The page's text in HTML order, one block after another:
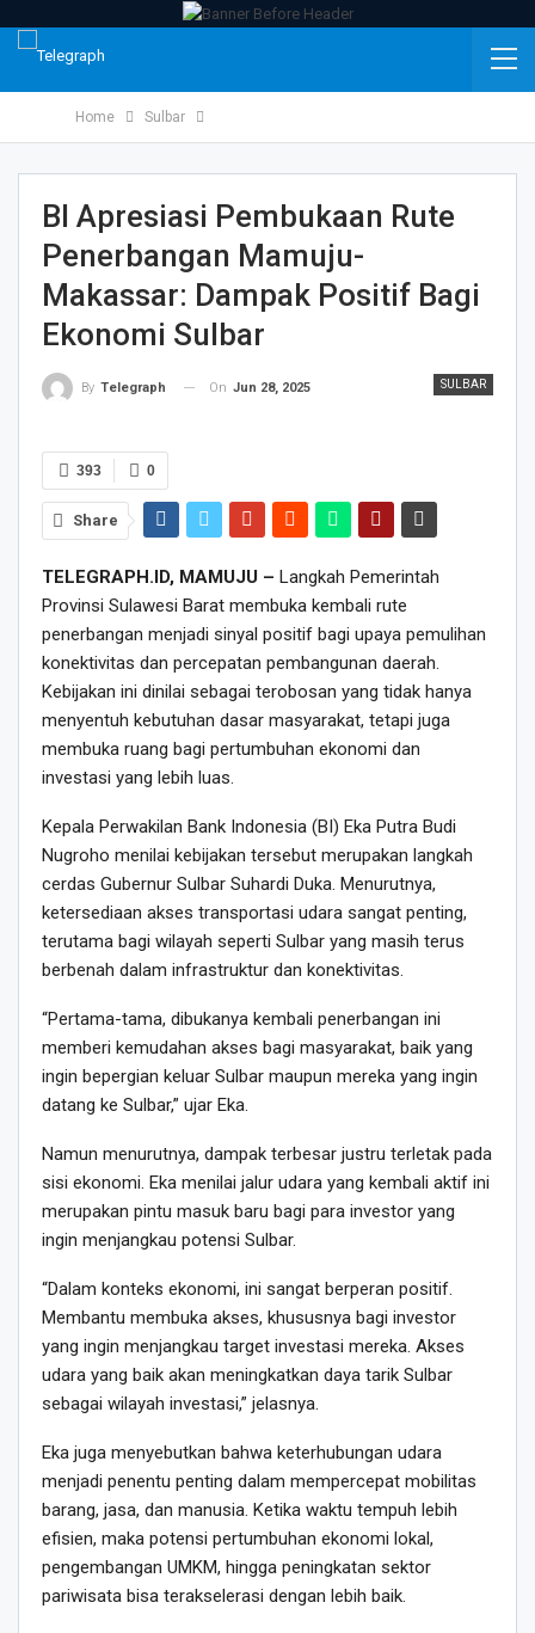
Home Sulbar
BI Apresiasi Pembukaan Rute
Penerbangan Mamuju-
Makassar: Dampak Positif Bagi
Ekonomi Sulbar
SULBAR
By Telegraph On Jun 28, 2025
0
393
Share
TELEGRAPH.ID, MAMUJU – Langkah Pemerintah
Provinsi Sulawesi Barat membuka kembali rute
penerbangan menjadi sinyal positif bagi upaya pemulihan
konektivitas dan percepatan pembangunan daerah.
Kebijakan ini dinilai sebagai terobosan yang tidak hanya
menyentuh kebutuhan dasar masyarakat, tetapi juga
membuka ruang bagi pertumbuhan ekonomi dan
investasi yang lebih luas.
Kepala Perwakilan Bank Indonesia (BI) Eka Putra Budi
Nugroho menilai kebijakan tersebut merupakan langkah
cerdas Gubernur Sulbar Suhardi Duka. Menurutnya,
ketersediaan akses transportasi udara sangat penting,
terutama bagi wilayah seperti Sulbar yang masih terus
berbenah dalam infrastruktur dan konektivitas.
“Pertama-tama, dibukanya kembali penerbangan ini
memberi kemudahan akses bagi masyarakat, baik yang
ingin bepergian keluar Sulbar maupun mereka yang ingin
datang ke Sulbar,” ujar Eka.
Namun menurutnya, dampak terbesar justru terletak pada
sisi ekonomi. Eka menilai jalur udara yang kembali aktif ini
merupakan pintu masuk baru bagi para investor yang
ingin menjangkau potensi Sulbar.
“Dalam konteks ekonomi, ini sangat berperan positif.
Membantu membuka akses, khususnya bagi investor
yang ingin menjangkau target investasi mereka. Akses
udara yang baik akan meningkatkan daya tarik Sulbar
sebagai wilayah investasi,” jelasnya.
Eka juga menyebutkan bahwa keterhubungan udara
menjadi penentu penting dalam mempercepat mobilitas
barang, jasa, dan manusia. Ketika waktu tempuh lebih
efisien, maka potensi pertumbuhan ekonomi lokal,
pengembangan UMKM, hingga peningkatan sektor
pariwisata bisa terakselerasi dengan lebih baik.